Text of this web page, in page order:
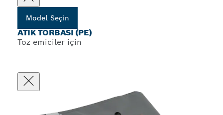
Model Seçin
ATIK TORBASI (PE)
Toz emiciler için